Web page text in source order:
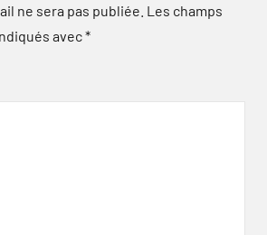
ne sera pas publiée. Les champs
avec*